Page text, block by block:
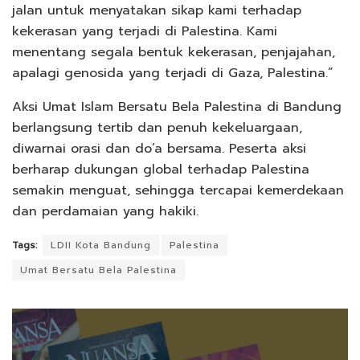
jalan untuk menyatakan sikap kami terhadap
kekerasan yang terjadi di Palestina. Kami
menentang segala bentuk kekerasan, penjajahan,
apalagi genosida yang terjadi di Gaza, Palestina.”
Aksi Umat Islam Bersatu Bela Palestina di Bandung
berlangsung tertib dan penuh kekeluargaan,
diwarnai orasi dan do’a bersama. Peserta aksi
berharap dukungan global terhadap Palestina
semakin menguat, sehingga tercapai kemerdekaan
dan perdamaian yang hakiki.
Tags: LDII Kota Bandung
Palestina
Umat Bersatu Bela Palestina